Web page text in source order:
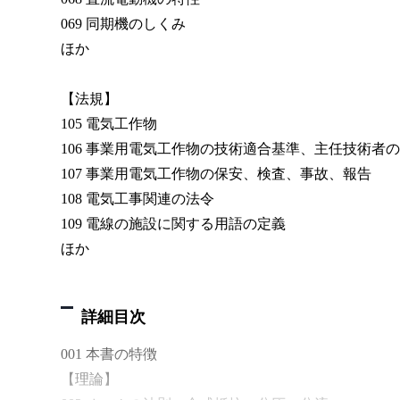
069 同期機のしくみ
ほか
【法規】
105 電気工作物
106 事業用電気工作物の技術適合基準、主任技術者
107 事業用電気工作物の保安、検査、事故、報告
108 電気工事関連の法令
109 電線の施設に関する用語の定義
ほか
詳細目次
001 本書の特徴
【理論】